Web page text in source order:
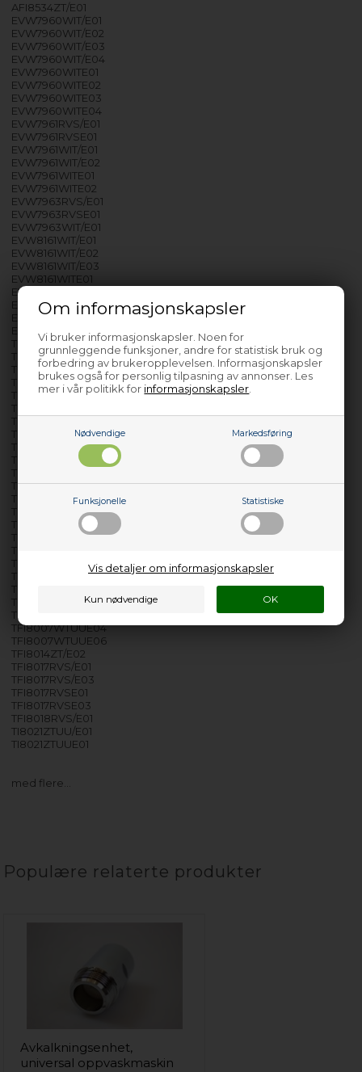
Om informasjonskapsler
Vi bruker informasjonskapsler. Noen for
grunnleggende funksjoner, andre for statistisk bruk og
forbedring av brukeropplevelsen. Informasjonskapsler
brukes også for personlig tilpasning av annonser. Les
mer i vår politikk for informasjonskapsler
Nødvendige Markedsføring
Funksjonelle Statistiske
Vis detaljer om informasjonskapsler
AFI8534ZT/E01
EVW7960WIT/E01
EVW7960WIT/E02
EVW7960WIT/E03
EVW7960WIT/E04
EVW7960WITE01
EVW7960WITE02
EVW7960WITE03
EVW7960WITE04
EVW7961RVS/E01
EVW7961RVSE01
EVW7961WIT/E01
EVW7961WIT/E02
EVW7961WITE01
EVW7961WITE02
EVW7963RVS/E01
EVW7963RVSE01
EVW7963WIT/E01
EVW8161WIT/E01
EVW8161WIT/E02
EVW8161WIT/E03
EVW8161WITE01
EVW8161WITE02
EVW8161WITE03
EVW8261RVS/E01
EVW8261RVSE01
TFI8003ZTUU/E01
TFI8003ZTUU/E02
TFI8003ZTUUE01
TFI8003ZTUUE02
TFI8004ZTUU/E01
TFI8004ZTUUE01
TFI8005ZTUU/E01
TFI8005ZTUU/E02
TFI8005ZTUU/E03
TFI8005ZTUUE01
TFI8005ZTUUE02
TFI8005ZTUUE03
TFI8006ZTUU/E01
TFI8006ZTUUE01
TFI8007WTUU/E01
TFI8007WTUU/E02
TFI8007WTUU/E03
TFI8007WTUU/E04
TFI8007WTUU/E05
TFI8007WTUU/E06
TFI8007WTUUE01
TFI8007WTUUE02
TFI8007WTUUE04
TFI8007WTUUE06
TFI8014ZT/E02
TFI8017RVS/E01
TFI8017RVS/E03
TFI8017RVSE01
TFI8017RVSE03
TFI8018RVS/E01
TI8021ZTUU/E01
TI8021ZTUUE01
med flere…
Populære relaterte produkter
Avkalkningsenhet,
universal oppvaskmaskin